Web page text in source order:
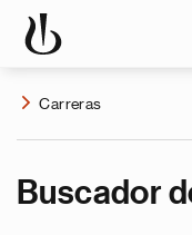
Carreras
Buscador